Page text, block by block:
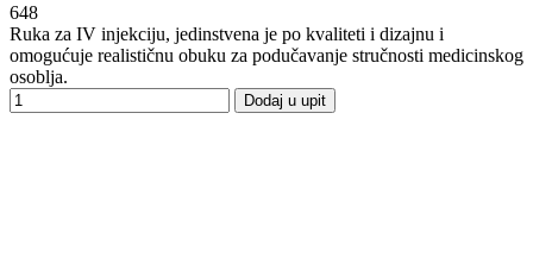
648
Ruka za IV injekciju, jedinstvena je po kvaliteti i dizajnu i
omogućuje realističnu obuku za podučavanje stručnosti medicinskog
osoblja.
Dodaj u upit